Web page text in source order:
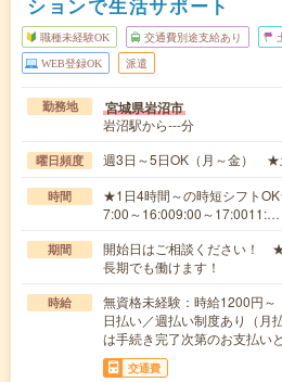
ションで生活サポート
職種未経験OK 交通費別途支給あり
WEB登録OK 派遣
勤務地 宮城県岩沼市
岩沼駅から---分
曜日頻度 週3日～5日OK（月～金） ★
時間
★1日4時間～の時短シフト
7:00～16:009:00～17:0011:…
期間
開始日はご相談ください！
長期でも働けます！
時給
無資格未経験：時給1200
日払い／週払い制度あり（月
は手続き完了次第のお支払い
交通費